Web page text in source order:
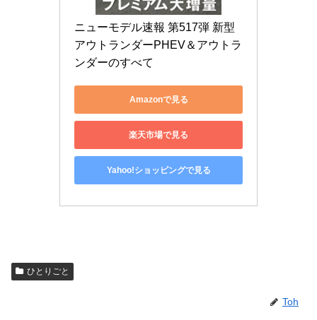
ニューモデル速報 第517弾 新型
アウトランダーPHEV＆アウトラ
ンダーのすべて
Amazonで見る
楽天市場で見る
Yahoo!ショッピングで見る
ひとりごと
Toh